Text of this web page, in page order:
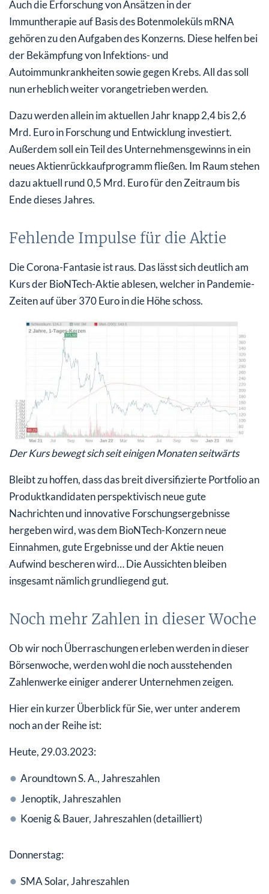
Auch die Erforschung von Ansätzen in der
Immuntherapie auf Basis des Botenmoleküls mRNA
gehören zu den Aufgaben des Konzerns. Diese helfen bei
der Bekämpfung von Infektions- und
Autoimmunkrankheiten sowie gegen Krebs. All das soll
nun erheblich weiter vorangetrieben werden.
Dazu werden allein im aktuellen Jahr knapp 2,4 bis 2,6
Mrd. Euro in Forschung und Entwicklung investiert.
Außerdem soll ein Teil des Unternehmensgewinns in ein
neues Aktienrückkaufprogramm fließen. Im Raum stehen
dazu aktuell rund 0,5 Mrd. Euro für den Zeitraum bis
Ende dieses Jahres.
Fehlende Impulse für die Aktie
Die Corona-Fantasie ist raus. Das lässt sich deutlich am
Kurs der BioNTech-Aktie ablesen, welcher in Pandemie-
Zeiten auf über 370 Euro in die Höhe schoss.
Der Kurs bewegt sich seit einigen Monaten seitwärts
Bleibt zu hoffen, dass das breit diversifizierte Portfolio an
Produktkandidaten perspektivisch neue gute
Nachrichten und innovative Forschungsergebnisse
hergeben wird, was dem BioNTech-Konzern neue
Einnahmen, gute Ergebnisse und der Aktie neuen
Aufwind bescheren wird… Die Aussichten bleiben
insgesamt nämlich grundliegend gut.
Noch mehr Zahlen in dieser Woche
Ob wir noch Überraschungen erleben werden in dieser
Börsenwoche, werden wohl die noch ausstehenden
Zahlenwerke einiger anderer Unternehmen zeigen.
Hier ein kurzer Überblick für Sie, wer unter anderem
noch an der Reihe ist:
Heute, 29.03.2023:
Aroundtown S. A., Jahreszahlen
Jenoptik, Jahreszahlen
Koenig & Bauer, Jahreszahlen (detailliert)
Donnerstag:
SMA Solar, Jahreszahlen